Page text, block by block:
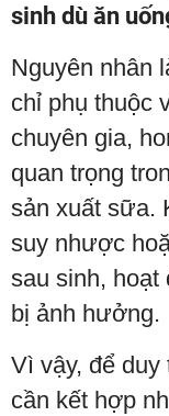
sinh dù ăn
Nguyên nhân
chỉ phụ thuộc
chuyên gia,
quan trọng
sản xuất sữa.
suy nhược
sau sinh, hoạt
bị ảnh hưởng.
Vì vậy, để
cần kết hợp